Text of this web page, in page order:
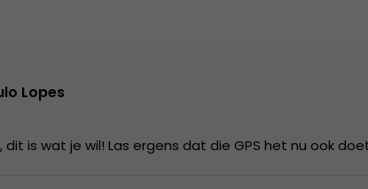
Lopes
dit is wat je wil! Las ergens dat die GPS het nu ook